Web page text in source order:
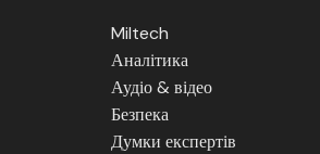
Miltech
Аналітика
Аудіо & відео
Безпека
Думки експертів